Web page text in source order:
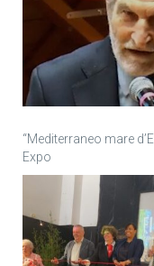
“Mediterraneo mare
Expo